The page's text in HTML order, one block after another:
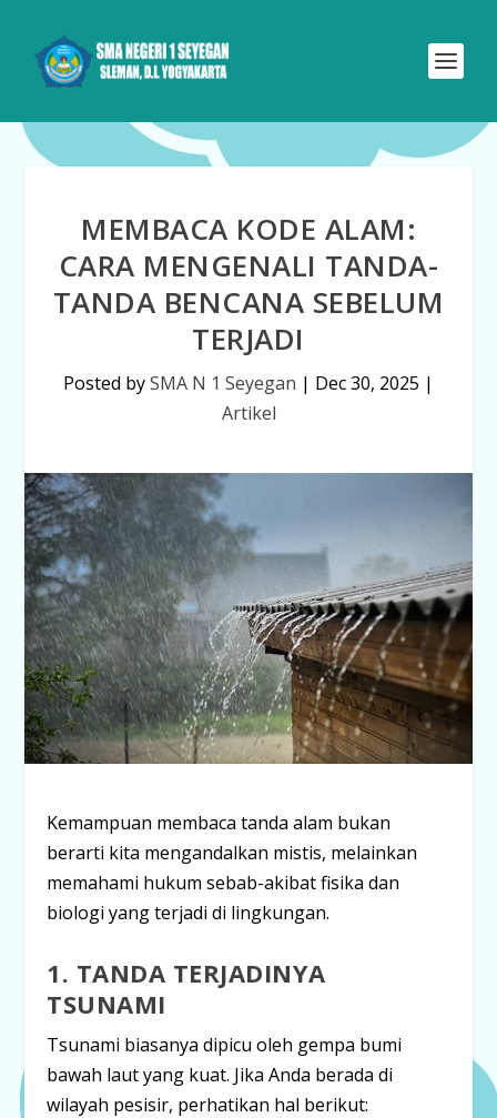
MEMBACA KODE ALAM:
CARA MENGENALI TANDA-
TANDA BENCANA SEBELUM
TERJADI
Posted bySMA N 1 Seyegan | Dec 30, 2025 |
Artikel
Kemampuan membaca tanda alam bukan
berarti kita mengandalkan mistis, melainkan
memahami hukum sebab-akibat fisika dan
biologi yang terjadi di lingkungan.
1. TANDA TERJADINYA
TSUNAMI
Tsunami biasanya dipicu oleh gempa bumi
bawah laut yang kuat. Jika Anda berada di
wilayah pesisir, perhatikan hal berikut: